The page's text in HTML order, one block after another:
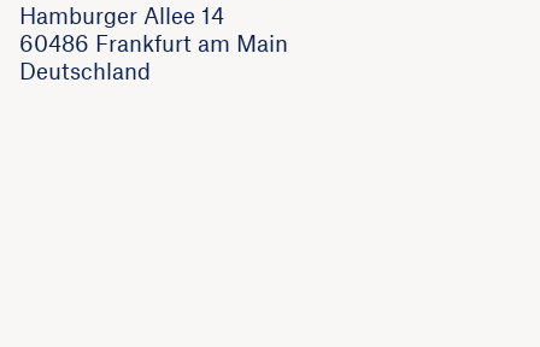
Hamburger Allee 14
60486 Frankfurt am Main
Deutschland